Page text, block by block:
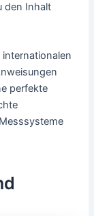
den Inhalt
perfekte